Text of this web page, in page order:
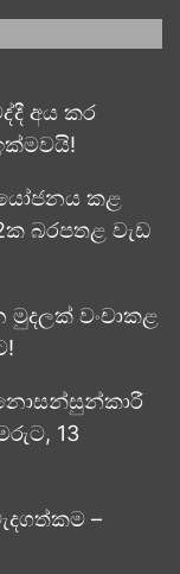
අය කර
කළ
බරපතළ වැඩ
වංචාකළ
13
–